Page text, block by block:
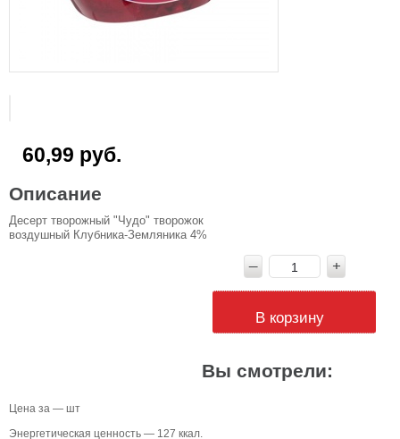
60,99 руб.
Описание
Десерт творожный "Чудо" творожок
воздушный Клубника-Земляника 4%
В корзину
Вы смотрели:
Цена за — шт
Энергетическая ценность — 127 ккал.